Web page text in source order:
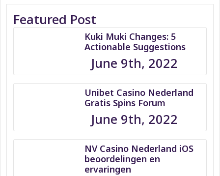
Featured Post
Kuki Muki Changes: 5
Actionable Suggestions
June 9th, 2022
Unibet Casino Nederland
Gratis Spins Forum
June 9th, 2022
NV Casino Nederland iOS
beoordelingen en
ervaringen